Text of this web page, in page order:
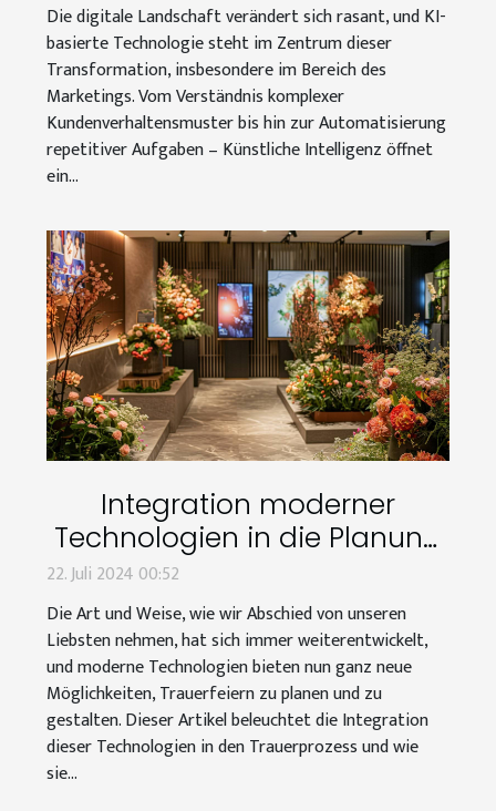
Die digitale Landschaft verändert sich rasant, und KI-
basierte Technologie steht im Zentrum dieser
Transformation, insbesondere im Bereich des
Marketings. Vom Verständnis komplexer
Kundenverhaltensmuster bis hin zur Automatisierung
repetitiver Aufgaben – Künstliche Intelligenz öffnet
ein...
Integration moderner
Technologien in die Planung
von Trauerfeiern
22. Juli 2024 00:52
Die Art und Weise, wie wir Abschied von unseren
Liebsten nehmen, hat sich immer weiterentwickelt,
und moderne Technologien bieten nun ganz neue
Möglichkeiten, Trauerfeiern zu planen und zu
gestalten. Dieser Artikel beleuchtet die Integration
dieser Technologien in den Trauerprozess und wie
sie...